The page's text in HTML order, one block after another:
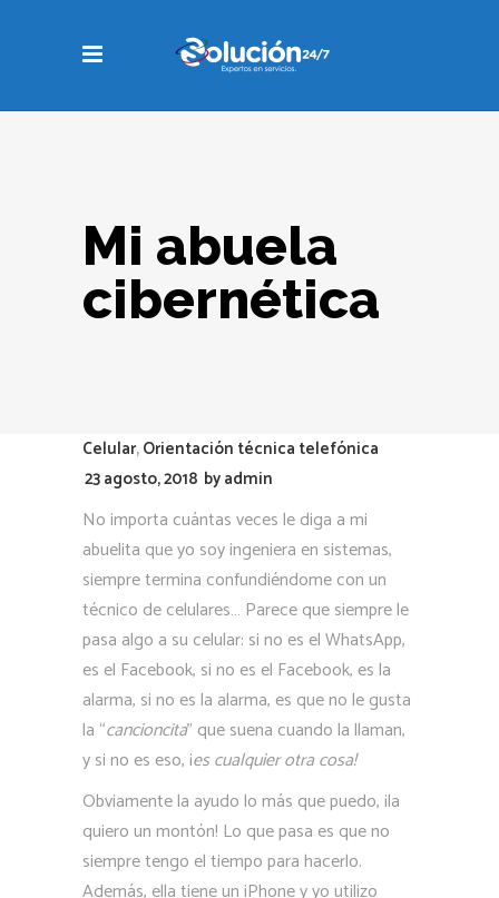
Mi abuela
cibernética
Celular,Orientación técnica telefónica
23 agosto, 2018 byadmin
No importa cuántas veces le diga a mi
abuelita que yo soy ingeniera en sistemas,
siempre termina confundiéndome con un
técnico de celulares… Parece que siempre le
pasa algo a su celular: si no es el WhatsApp,
es el Facebook, si no es el Facebook, es la
alarma, si no es la alarma, es que no le gusta
la “cancioncita” que suena cuando la llaman,
y si no es eso, ¡es cualquier otra cosa!
Obviamente la ayudo lo más que puedo, ¡la
quiero un montón! Lo que pasa es que no
siempre tengo el tiempo para hacerlo.
Además, ella tiene un iPhone y yo utilizo